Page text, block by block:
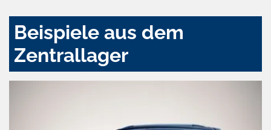
Beispiele aus dem
Zentrallager